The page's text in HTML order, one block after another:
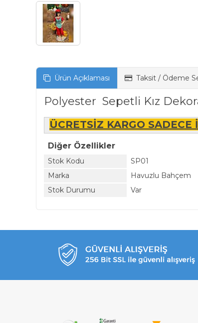
Ürün Açıklaması Taksit / Ödeme
Polyester Sepetli Kız
ÜCRETSİZ KARGO
Diğer Özellikler
Stok Kodu
SP01
Marka
Havuzlu Bahçem
Stok Durumu
Var